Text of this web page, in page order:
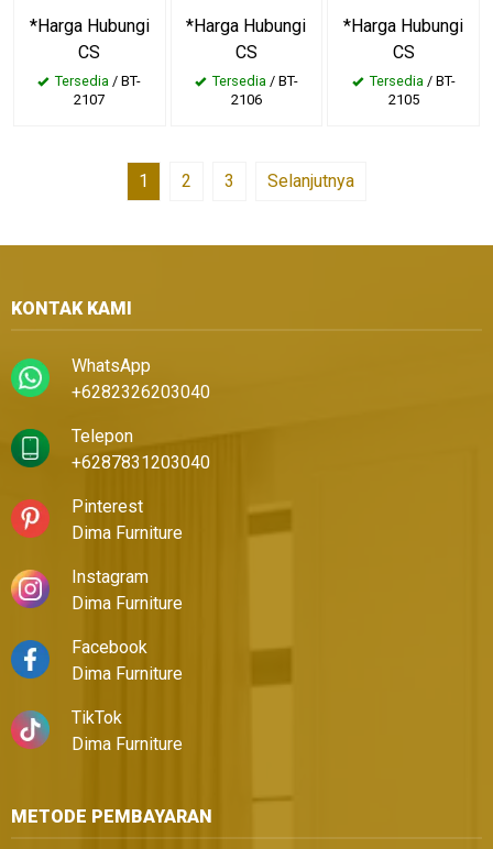
*Harga Hubungi
CS
Tersedia / BT-
2107
*Harga Hubungi
CS
Tersedia / BT-
2106
*Harga Hubungi
CS
Tersedia / BT-
2105
1 2 3 Selanjutnya
KONTAK KAMI
WhatsApp
+6282326203040
Telepon
+6287831203040
Pinterest
Dima Furniture
Instagram
Dima Furniture
Facebook
Dima Furniture
TikTok
Dima Furniture
METODE PEMBAYARAN